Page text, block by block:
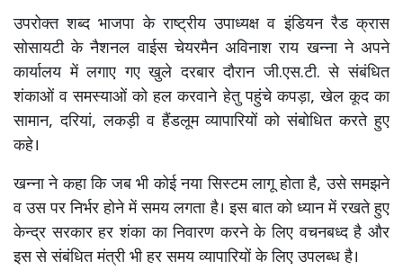
उपरोक्त शब्द भाजपा के राष्ट्रीय उपाध्यक्ष व इंडियन रैड क्रास
सोसायटी के नैशनल वाईस चेयरमैन अविनाश राय खन्ना ने अपने
कार्यालय में लगाए गए खुले दरबार दौरान जी.एस.टी. से संबंधित
शंकाओं व समस्याओं को हल करवाने हेतु पहुंचे कपड़ा, खेल कूद का
सामान, दरियां, लकड़ी व हैंडलूम व्यापारियों को संबोधित करते हुए
कहे।
खन्ना ने कहा कि जब भी कोई नया सिस्टम लागू होता है, उसे समझने
व उस पर निर्भर होने में समय लगता है। इस बात को ध्यान में रखते हुए
केन्द्र सरकार हर शंका का निवारण करने के लिए वचनबध्द है और
इस से संबंधित मंत्री भी हर समय व्यापारियों के लिए उपलब्ध है।